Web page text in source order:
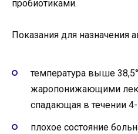
пробиотиками.
Показания для назначения
температура выше
жаропонижающими
спадающая в течении
плохое состояние